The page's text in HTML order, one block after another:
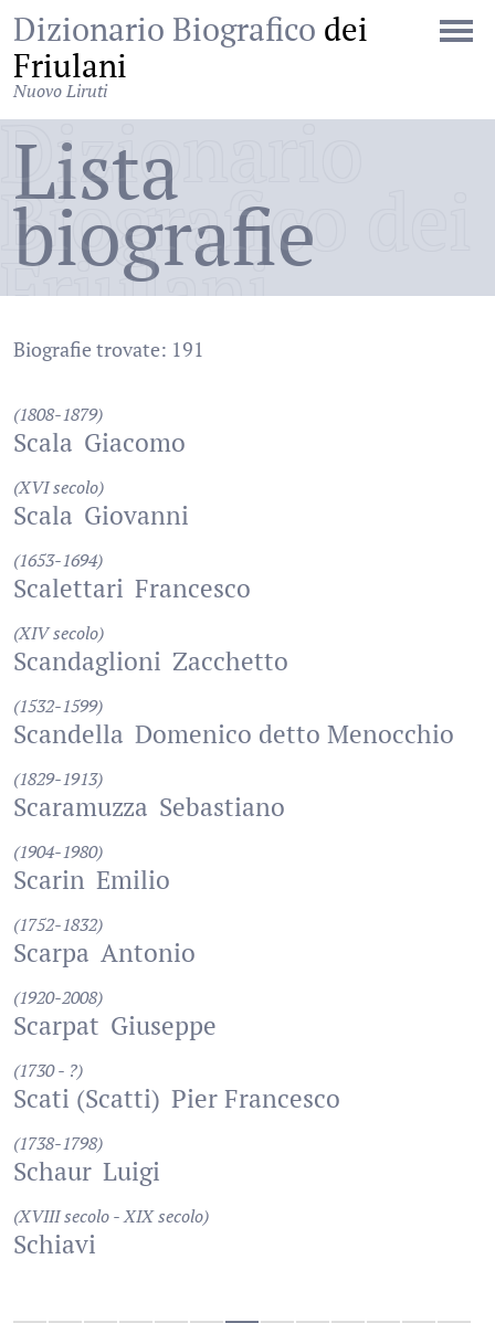
Dizionario Biografico dei
Friulani
Nuovo Liruti
Dizionario
Biografico dei
Friulani
Lista
biografie
Biografie trovate: 191
(1808-1879)
Scala Giacomo
(XVI secolo)
Scala Giovanni
(1653-1694)
Scalettari Francesco
(XIV secolo)
Scandaglioni Zacchetto
(1532-1599)
Scandella Domenico detto Menocchio
(1829-1913)
Scaramuzza Sebastiano
(1904-1980)
Scarin Emilio
(1752-1832)
Scarpa Antonio
(1920-2008)
Scarpat Giuseppe
(1730 - ?)
Scati (Scatti) Pier Francesco
(1738-1798)
Schaur Luigi
(XVIII secolo - XIX secolo)
Schiavi